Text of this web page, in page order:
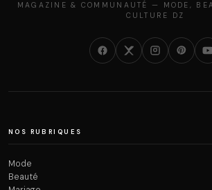
MAGAZINE & COMMUNAUTÉ — MODE,
CULTURE DZ
NOS RUBRIQUES
Mode
Beauté